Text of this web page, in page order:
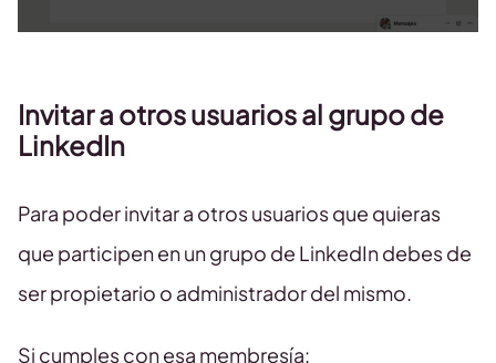
Invitar a otros usuarios al grupo de
LinkedIn
Para poder invitar a otros usuarios que quieras
que participen en un grupo de LinkedIn debes de
ser propietario o administrador del mismo.
Si cumples con esa membresía: